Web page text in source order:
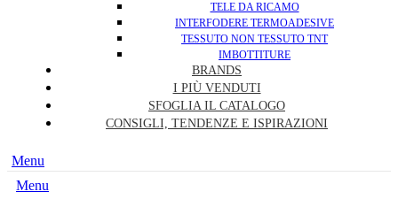
TELE DA RICAMO
INTERFODERE TERMOADESIVE
TESSUTO NON TESSUTO TNT
IMBOTTITURE
BRANDS
I PIÙ VENDUTI
SFOGLIA IL CATALOGO
CONSIGLI, TENDENZE E ISPIRAZIONI
Menu
Menu